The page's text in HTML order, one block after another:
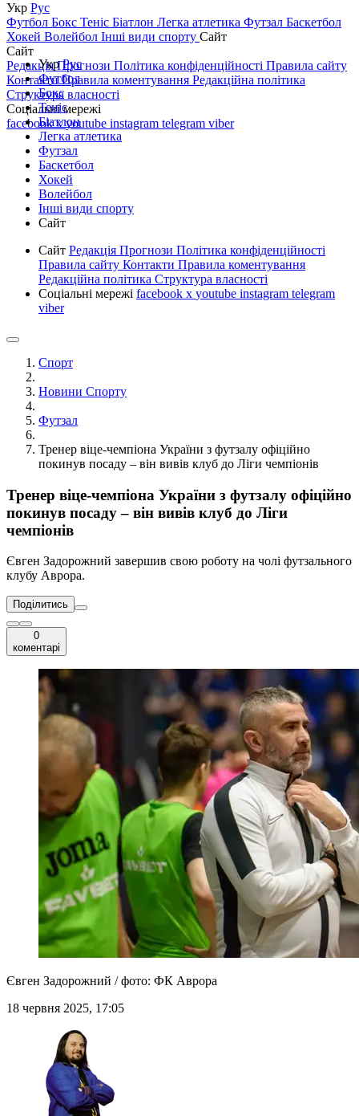
Укр Рус
Футбол Бокс Теніс Біатлон Легка атлетика Футзал Баскетбол
Хокей Волейбол Інші види спорту Сайт
Сайт
РедакціяПрогнози Політика конфіденційності Правила сайту
КонтактиПравила коментування Редакційна політика
Структура власності
Соціальні мережі
facebookxyoutube instagram telegram viber
УкрРус
Футбол
Бокс
Теніс
Біатлон
Легка атлетика
Футзал
Баскетбол
Хокей
Волейбол
Інші види спорту
Сайт
Сайт Редакція Прогнози Політика конфіденційності
Правила сайту Контакти Правила коментування
Редакційна політика Структура власності
Соціальні мережі facebook x youtube instagram telegram
viber
Спорт
Новини Спорту
Футзал
Тренер віце-чемпіона України з футзалу офіційно
покинув посаду – він вивів клуб до Ліги чемпіонів
Тренер віце-чемпіона України з футзалу офіційно
покинув посаду – він вивів клуб до Ліги
чемпіонів
Євген Задорожний завершив свою роботу на чолі футзального
клубу Аврора.
Поділитись
0
коментарі
Євген Задорожний / фото: ФК Аврора
18 червня 2025, 17:05